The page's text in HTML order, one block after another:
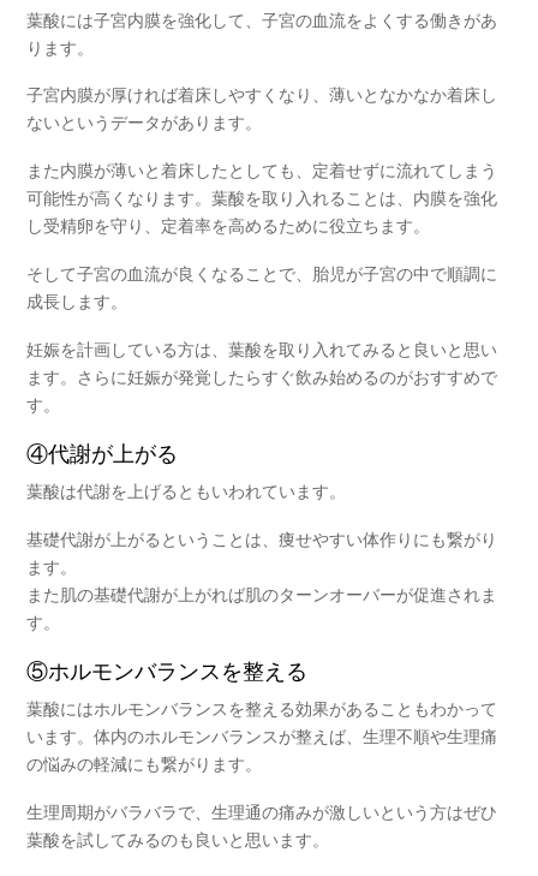
葉酸には子宮内膜を強化して、子宮の血流をよくする働きがあ
ります。
子宮内膜が厚ければ着床しやすくなり、薄いとなかなか着床し
ないというデータがあります。
また内膜が薄いと着床したとしても、定着せずに流れてしまう
可能性が高くなります。葉酸を取り入れることは、内膜を強化
し受精卵を守り、定着率を高めるために役立ちます。
そして子宮の血流が良くなることで、胎児が子宮の中で順調に
成長します。
妊娠を計画している方は、葉酸を取り入れてみると良いと思い
ます。さらに妊娠が発覚したらすぐ飲み始めるのがおすすめで
す。
④代謝が上がる
葉酸は代謝を上げるともいわれています。
基礎代謝が上がるということは、痩せやすい体作りにも繋がり
ます。
また肌の基礎代謝が上がれば肌のターンオーバーが促進されま
す。
⑤ホルモンバランスを整える
葉酸にはホルモンバランスを整える効果があることもわかって
います。体内のホルモンバランスが整えば、生理不順や生理痛
の悩みの軽減にも繋がります。
生理周期がバラバラで、生理通の痛みが激しいという方はぜひ
葉酸を試してみるのも良いと思います。